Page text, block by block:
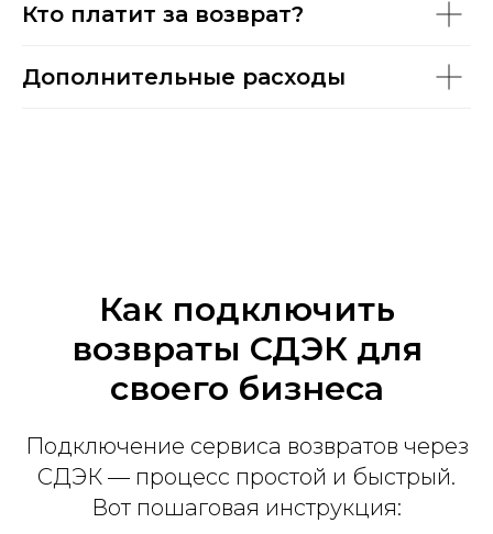
Кто платит за возврат?
Дополнительные расходы
Как подключить
возвраты СДЭК для
своего бизнеса
Подключение сервиса возвратов через
СДЭК — процесс простой и быстрый.
Вот пошаговая инструкция: